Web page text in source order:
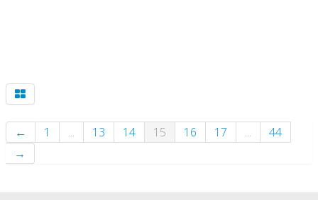
← 1 ... 13 14 15 16 17 ...
44
→